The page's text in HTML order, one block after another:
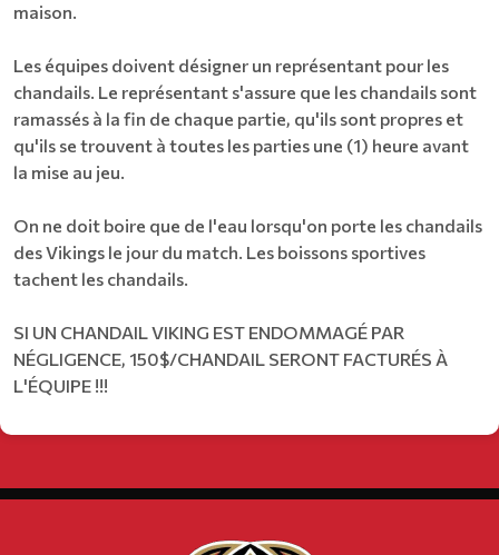
maison.
Les équipes doivent désigner un représentant pour les
chandails. Le représentant s'assure que les chandails sont
ramassés à la fin de chaque partie, qu'ils sont propres et
qu'ils se trouvent à toutes les parties une (1) heure avant
la mise au jeu.
On ne doit boire que de l'eau lorsqu'on porte les chandails
des Vikings le jour du match. Les boissons sportives
tachent les chandails.
SI UN CHANDAIL VIKING EST ENDOMMAGÉ PAR
NÉGLIGENCE, 150$/CHANDAIL SERONT FACTURÉS À
L'ÉQUIPE !!!